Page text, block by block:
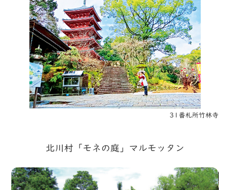
31番札所竹林寺
北川村「モネの庭」マルモッタン